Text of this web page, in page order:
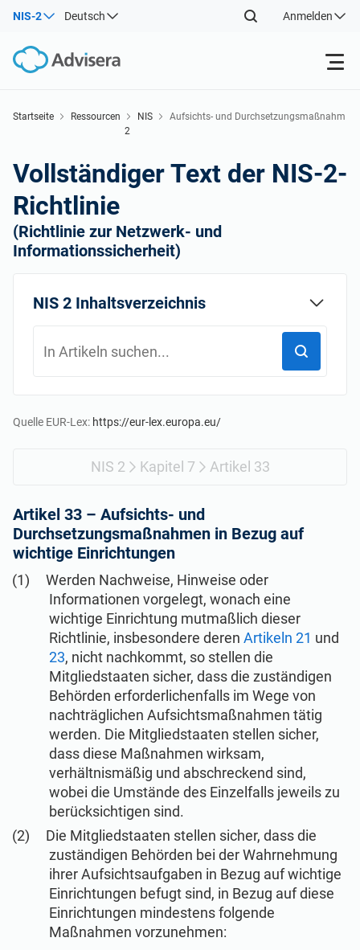
NIS-2 Deutsch Anmelden
NIS2
DORA
ISO 42001
ISO 9001
ISO 14001
ISO 45001
ISO 13485
EU MDR
ISO 20000
ISO 22301
ISO 17025
IATF 16949
AS9100
Back
Nach Typ
Wo fängt man an
Sonstiges
Industrien
Back
Berater
IT und SaaS Unternehmen
Herstellung
Transport und Vertrieb
Bildungswesen
Telekommunikation
Bankwesen und Finanzen
Staatliche Stellen
Gesundheitsorganisationen
Medizinprodukte
Luft- und Raumfahrt
Automobilindustrie
Laboratorien
Über uns
Kontakt
Startseite Ressourcen
NIS
2
Aufsichts- und Durchsetzungsmaßnahm
Vollständiger Text der NIS-2-
Richtlinie
(Richtlinie zur Netzwerk- und
Informationssicherheit)
NIS 2 Inhaltsverzeichnis
Quelle EUR-Lex: https://eur-lex.europa.eu/
NIS 2 Kapitel 7 Artikel 33
Artikel 33 – Aufsichts- und
Durchsetzungsmaßnahmen in Bezug auf
wichtige Einrichtungen
Werden Nachweise, Hinweise oder
Informationen vorgelegt, wonach eine
wichtige Einrichtung mutmaßlich dieser
Richtlinie, insbesondere deren Artikeln 21 und
23, nicht nachkommt, so stellen die
Mitgliedstaaten sicher, dass die zuständigen
Behörden erforderlichenfalls im Wege von
nachträglichen Aufsichtsmaßnahmen tätig
werden. Die Mitgliedstaaten stellen sicher,
dass diese Maßnahmen wirksam,
verhältnismäßig und abschreckend sind,
wobei die Umstände des Einzelfalls jeweils zu
berücksichtigen sind.
Die Mitgliedstaaten stellen sicher, dass die
zuständigen Behörden bei der Wahrnehmung
ihrer Aufsichtsaufgaben in Bezug auf wichtige
Einrichtungen befugt sind, in Bezug auf diese
Einrichtungen mindestens folgende
Maßnahmen vorzunehmen: